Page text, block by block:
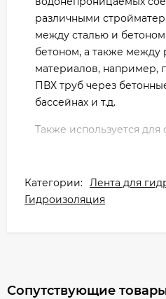
различными
между сталью и
бетоном, а также
материалов, например,
ПВХ труб через
бассейнах и т.д.
Также используется для
(в том числе с питьевой
гидротехнических
строительстве с
Категории: Лента для
Гидроизоляция
Сопутствующие